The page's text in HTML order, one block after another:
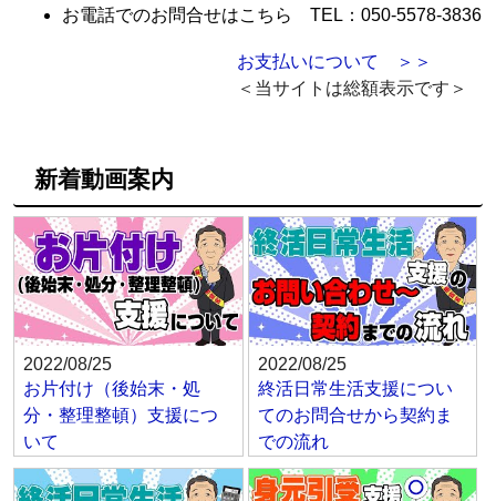
お電話でのお問合せはこちら TEL：050-5578-3836
お支払いについて ＞＞
＜当サイトは総額表示です＞
新着動画案内
2022/08/25
お片付け（後始末・処
分・整理整頓）支援につ
いて
2022/08/25
終活日常生活支援につい
てのお問合せから契約ま
での流れ